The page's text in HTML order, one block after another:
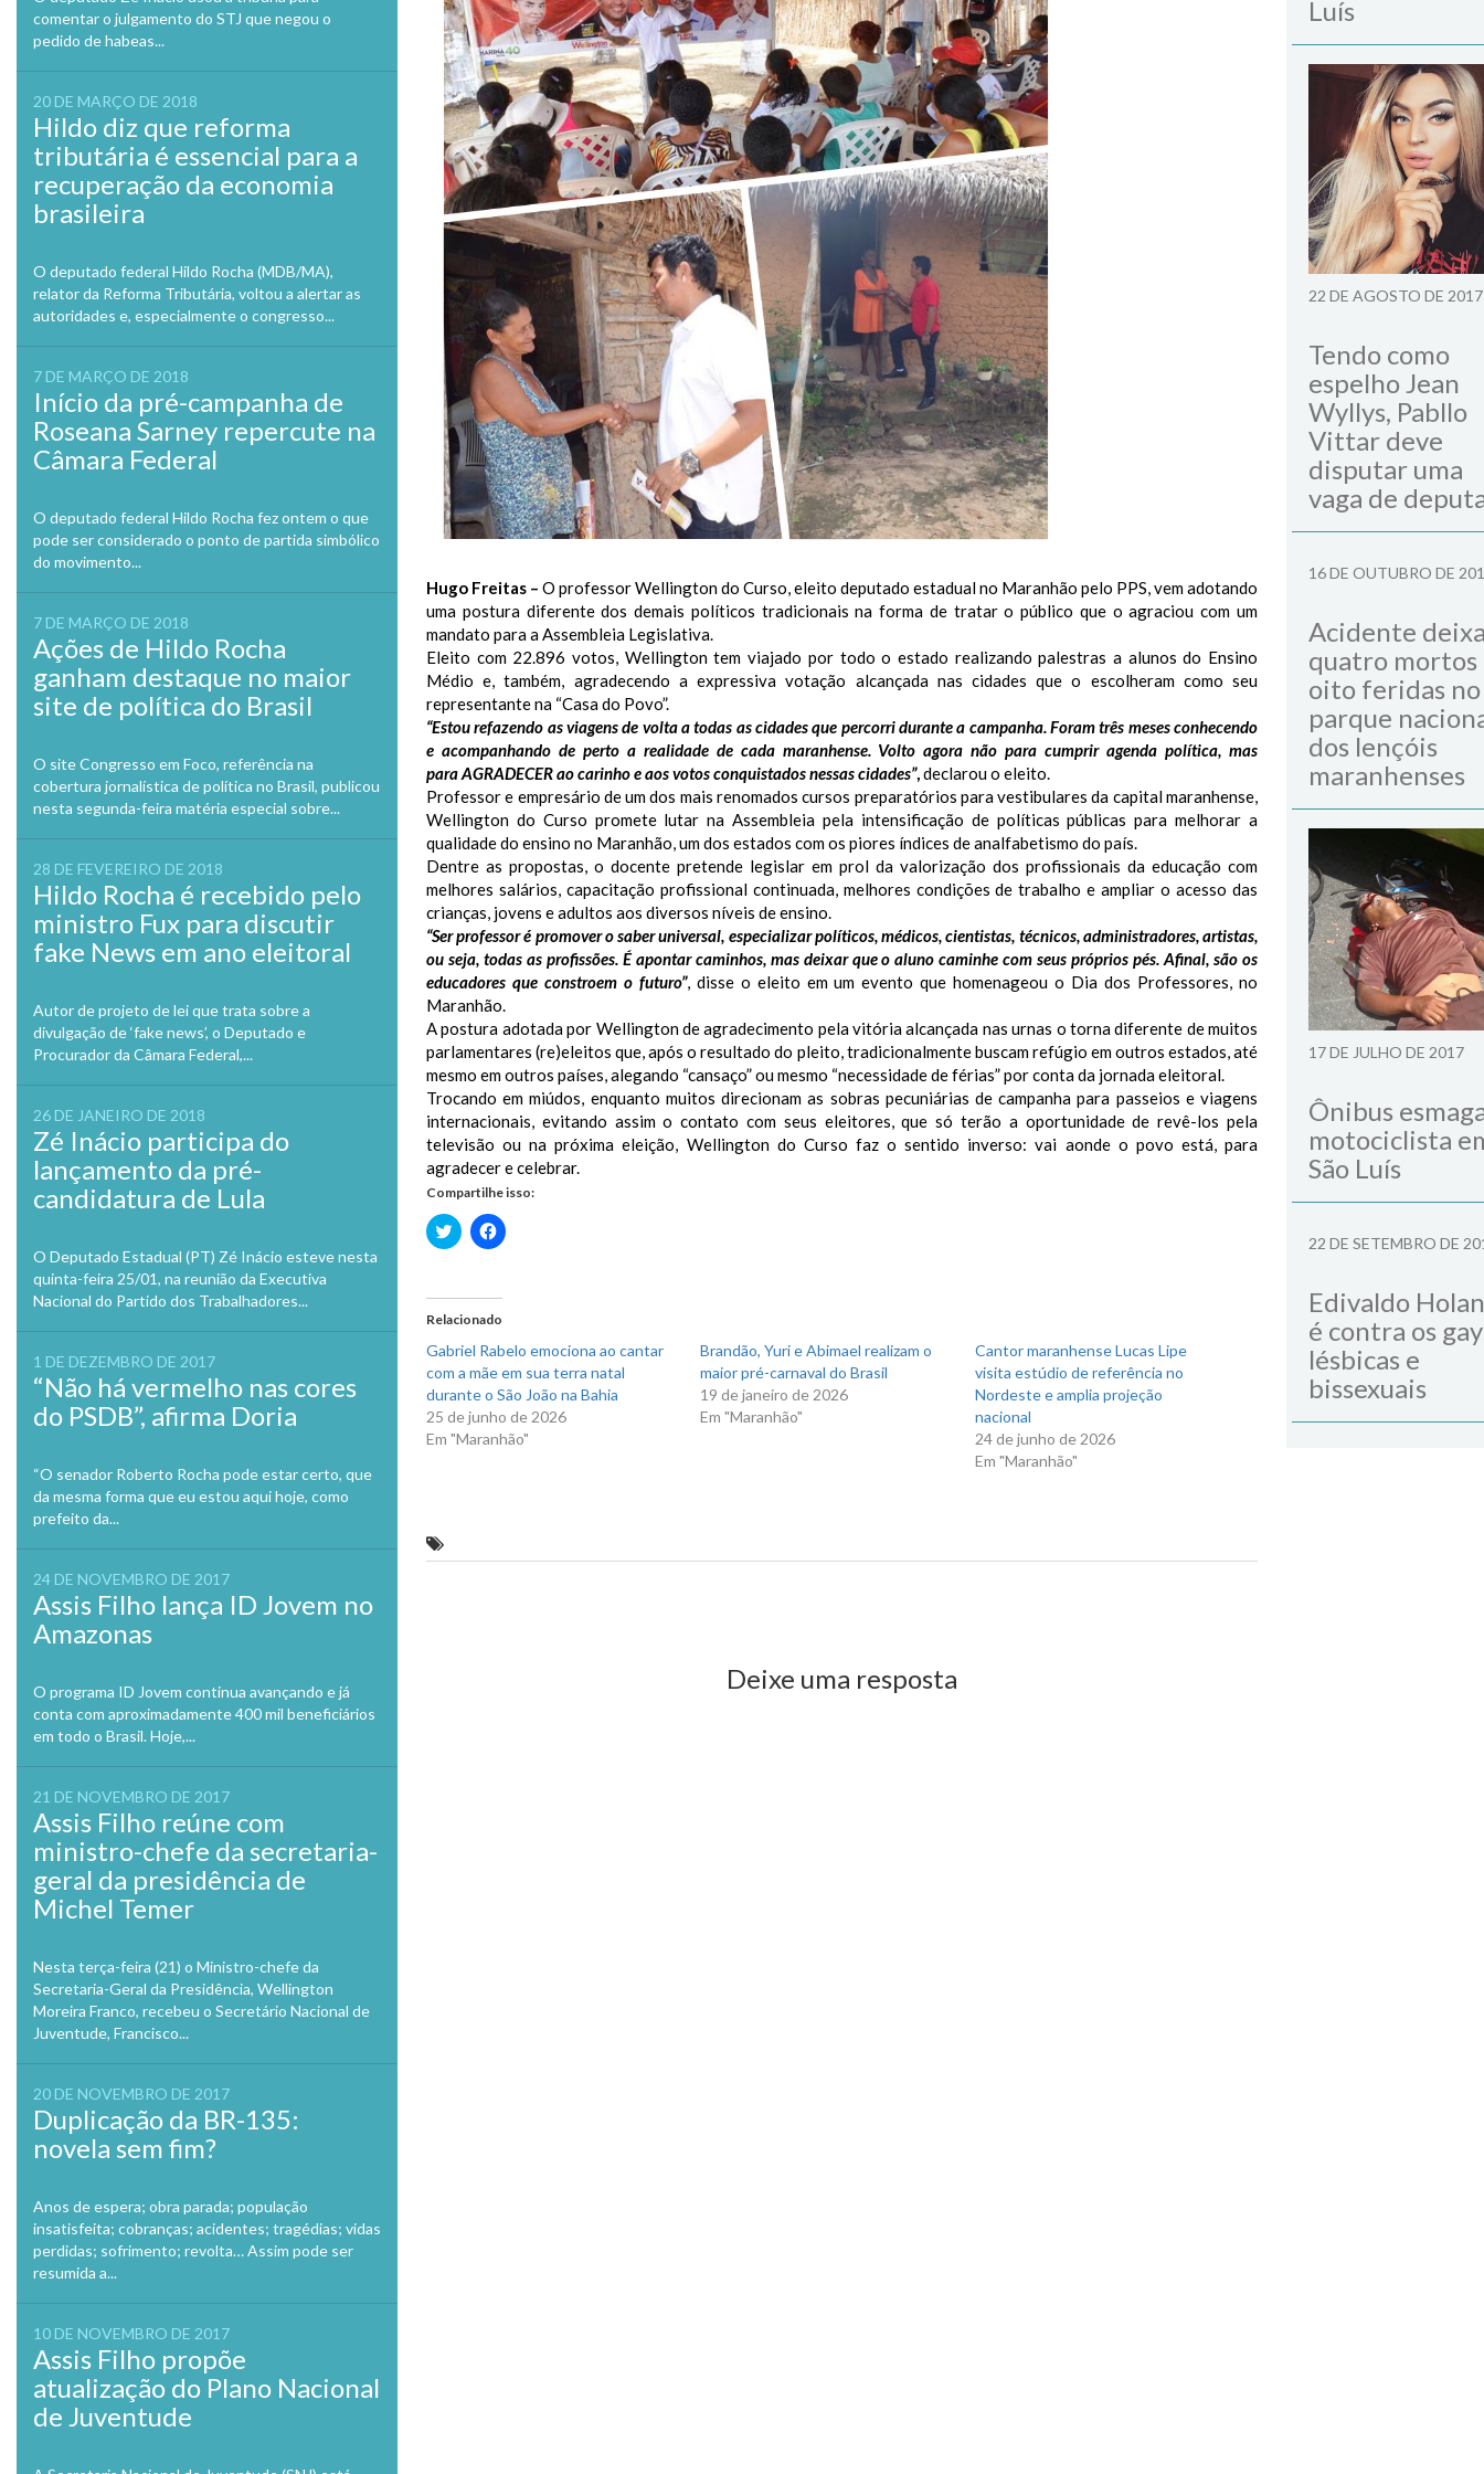
comentar o julgamento do STJ que negou o
pedido de habeas...
20 DE MARÇO DE 2018
Hildo diz que reforma
tributária é essencial para a
recuperação da economia
brasileira
O deputado federal Hildo Rocha (MDB/MA),
relator da Reforma Tributária, voltou a alertar as
autoridades e, especialmente o congresso...
7 DE MARÇO DE 2018
Início da pré-campanha de
Roseana Sarney repercute na
Câmara Federal
O deputado federal Hildo Rocha fez ontem o que
pode ser considerado o ponto de partida simbólico
do movimento...
7 DE MARÇO DE 2018
Ações de Hildo Rocha
ganham destaque no maior
site de política do Brasil
O site Congresso em Foco, referência na
cobertura jornalística de política no Brasil, publicou
nesta segunda-feira matéria especial sobre...
28 DE FEVEREIRO DE 2018
Hildo Rocha é recebido pelo
ministro Fux para discutir
fake News em ano eleitoral
Autor de projeto de lei que trata sobre a
divulgação de ‘fake news’, o Deputado e
Procurador da Câmara Federal,...
26 DE JANEIRO DE 2018
Zé Inácio participa do
lançamento da pré-
candidatura de Lula
O Deputado Estadual (PT) Zé Inácio esteve nesta
quinta-feira 25/01, na reunião da Executiva
Nacional do Partido dos Trabalhadores...
1 DE DEZEMBRO DE 2017
“Não há vermelho nas cores
do PSDB”, afirma Doria
“O senador Roberto Rocha pode estar certo, que
da mesma forma que eu estou aqui hoje, como
prefeito da...
24 DE NOVEMBRO DE 2017
Assis Filho lança ID Jovem no
Amazonas
O programa ID Jovem continua avançando e já
conta com aproximadamente 400 mil beneficiários
em todo o Brasil. Hoje,...
21 DE NOVEMBRO DE 2017
Assis Filho reúne com
ministro-chefe da secretaria-
geral da presidência de
Michel Temer
Nesta terça-feira (21) o Ministro-chefe da
Secretaria-Geral da Presidência, Wellington
Moreira Franco, recebeu o Secretário Nacional de
Juventude, Francisco...
20 DE NOVEMBRO DE 2017
Duplicação da BR-135:
novela sem fim?
Anos de espera; obra parada; população
insatisfeita; cobranças; acidentes; tragédias; vidas
perdidas; sofrimento; revolta… Assim pode ser
resumida a...
10 DE NOVEMBRO DE 2017
Assis Filho propõe
atualização do Plano Nacional
de Juventude
Hugo Freitas – O professor Wellington do Curso, eleito deputado estadual no Maranhão pelo PPS, vem adotando
uma postura diferente dos demais políticos tradicionais na forma de tratar o público que o agraciou com um
mandato para a Assembleia Legislativa.
Eleito com 22.896 votos, Wellington tem viajado por todo o estado realizando palestras a alunos do Ensino
Médio e, também, agradecendo a expressiva votação alcançada nas cidades que o escolheram como seu
representante na “Casa do Povo”.
“Estou refazendo as viagens de volta a todas as cidades que percorri durante a campanha. Foram três meses conhecendo
e acompanhando de perto a realidade de cada maranhense. Volto agora não para cumprir agenda política, mas
para AGRADECER ao carinho e aos votos conquistados nessas cidades”, declarou o eleito.
Professor e empresário de um dos mais renomados cursos preparatórios para vestibulares da capital maranhense,
Wellington do Curso promete lutar na Assembleia pela intensificação de políticas públicas para melhorar a
qualidade do ensino no Maranhão, um dos estados com os piores índices de analfabetismo do país.
Dentre as propostas, o docente pretende legislar em prol da valorização dos profissionais da educação com
melhores salários, capacitação profissional continuada, melhores condições de trabalho e ampliar o acesso das
crianças, jovens e adultos aos diversos níveis de ensino.
“Ser professor é promover o saber universal, especializar políticos, médicos, cientistas, técnicos, administradores, artistas,
ou seja, todas as profissões. É apontar caminhos, mas deixar que o aluno caminhe com seus próprios pés. Afinal, são os
educadores que constroem o futuro”, disse o eleito em um evento que homenageou o Dia dos Professores, no
Maranhão.
A postura adotada por Wellington de agradecimento pela vitória alcançada nas urnas o torna diferente de muitos
parlamentares (re)eleitos que, após o resultado do pleito, tradicionalmente buscam refúgio em outros estados, até
mesmo em outros países, alegando “cansaço” ou mesmo “necessidade de férias” por conta da jornada eleitoral.
Trocando em miúdos, enquanto muitos direcionam as sobras pecuniárias de campanha para passeios e viagens
internacionais, evitando assim o contato com seus eleitores, que só terão a oportunidade de revê-los pela
televisão ou na próxima eleição, Wellington do Curso faz o sentido inverso: vai aonde o povo está, para
agradecer e celebrar.
Compartilhe isso:
Clique
para
em
nova
janela)
Clique
para
em
nova
janela)
Relacionado
Gabriel Rabelo emociona ao cantar
com a mãe em sua terra natal
durante o São João na Bahia
25 de junho de 2026
Em "Maranhão"
Brandão, Yuri e Abimael realizam o
maior pré-carnaval do Brasil
19 de janeiro de 2026
Em "Maranhão"
Cantor maranhense Lucas Lipe
visita estúdio de referência no
Nordeste e amplia projeção
nacional
24 de junho de 2026
Em "Maranhão"
Deixe uma resposta
Luís
22 DE AGOSTO DE 2017
Tendo como
espelho Jean
Wyllys, Pabllo
Vittar deve
disputar uma
vaga de
16 DE OUTUBRO DE
Acidente
quatro mortos
oito feridas no
parque
dos lençóis
maranhenses
17 DE JULHO DE 2017
Ônibus
motociclista
São Luís
22 DE SETEMBRO DE
Edivaldo
é contra os
lésbicas e
bissexuais